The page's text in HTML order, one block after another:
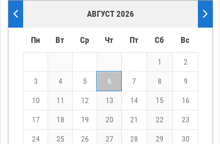
АВГУСТ 2026
Пн Вт Ср Чт Пт Сб Вс
1 2
3 4 5 6 7 8 9
10 11 12 13 14 15 16
17 18 19 20 21 22 23
24 25 26 27 28 29 30